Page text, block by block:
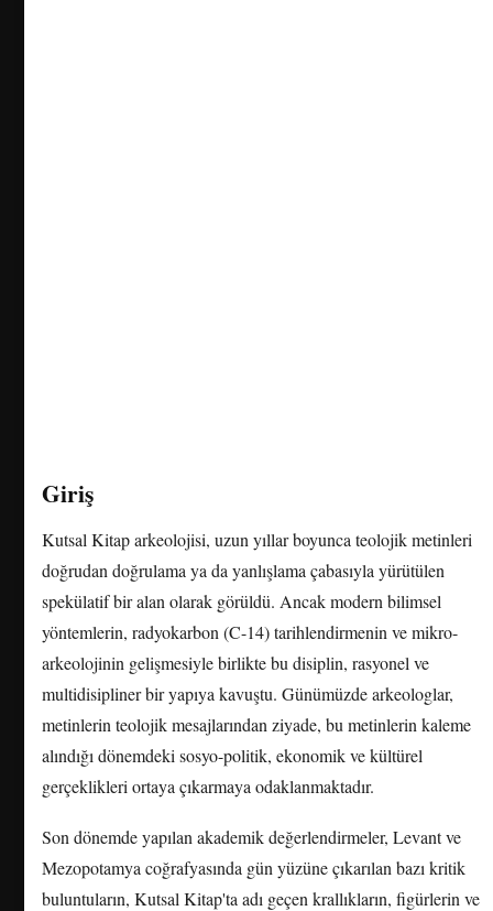
Giriş
Kutsal Kitap arkeolojisi, uzun yıllar boyunca teolojik metinleri
doğrudan doğrulama ya da yanlışlama çabasıyla yürütülen
spekülatif bir alan olarak görüldü. Ancak modern bilimsel
yöntemlerin, radyokarbon (C-14) tarihlendirmenin ve mikro-
arkeolojinin gelişmesiyle birlikte bu disiplin, rasyonel ve
multidisipliner bir yapıya kavuştu. Günümüzde arkeologlar,
metinlerin teolojik mesajlarından ziyade, bu metinlerin kaleme
alındığı dönemdeki sosyo-politik, ekonomik ve kültürel
gerçeklikleri ortaya çıkarmaya odaklanmaktadır.
Son dönemde yapılan akademik değerlendirmeler, Levant ve
Mezopotamya coğrafyasında gün yüzüne çıkarılan bazı kritik
buluntuların, Kutsal Kitap'ta adı geçen krallıkların, figürlerin ve